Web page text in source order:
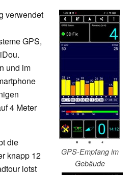
GPS-Empfang im
Gebäude
verwendet
GPS,
und im
4 Meter
die
knapp 12
lotst